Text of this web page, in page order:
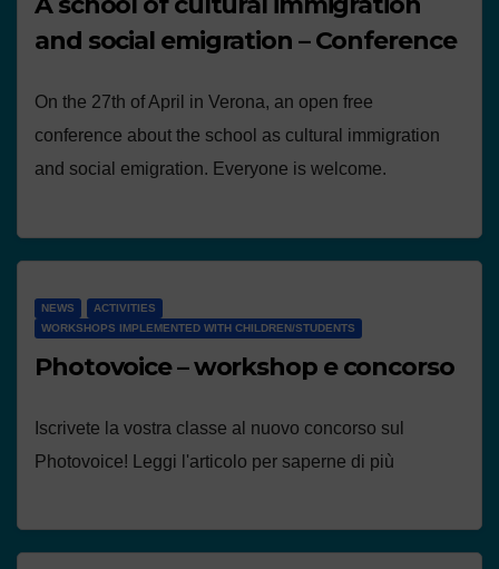
and social emigration – Conference
On the 27th of April in Verona, an open free
conference about the school as cultural immigration
and social emigration. Everyone is welcome.
NEWS
ACTIVITIES
WORKSHOPS IMPLEMENTED WITH CHILDREN/STUDENTS
Photovoice – workshop e concorso
Iscrivete la vostra classe al nuovo concorso sul
Photovoice! Leggi l'articolo per saperne di più